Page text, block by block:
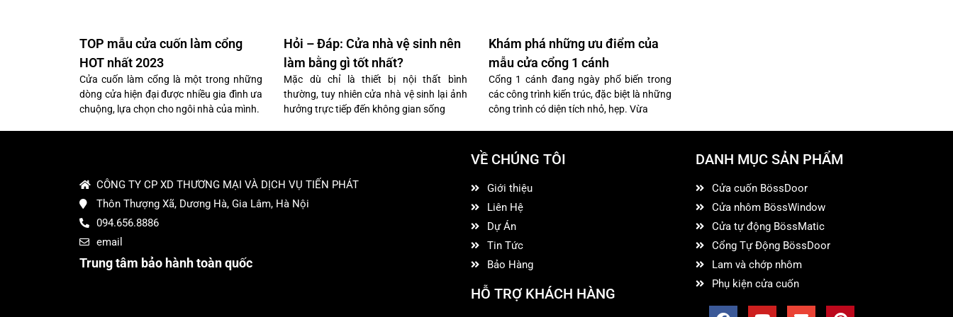
TOP mẫu cửa cuốn làm cổng
HOT nhất 2023
Cửa cuốn làm cổng là một trong những
dòng cửa hiện đại được nhiều gia đình ưa
chuộng, lựa chọn cho ngôi nhà của mình.
Hỏi – Đáp: Cửa nhà vệ sinh nên
làm bằng gì tốt nhất?
Mặc dù chỉ là thiết bị nội thất bình
thường, tuy nhiên cửa nhà vệ sinh lại ảnh
hưởng trực tiếp đến không gian sống
Khám phá những ưu điểm của
mẫu cửa cổng 1 cánh
Cổng 1 cánh đang ngày phổ biến trong
các công trình kiến trúc, đặc biệt là những
công trình có diện tích nhỏ, hẹp. Vừa
CÔNG TY CP XD THƯƠNG MẠI VÀ DỊCH VỤ TIẾN PHÁT
Thôn Thượng Xã, Dương Hà, Gia Lâm, Hà Nội
094.656.8886
email
Trung tâm bảo hành toàn quốc
VỀ CHÚNG TÔI
Giới thiệu
Liên Hệ
Dự Án
Tin Tức
Bảo Hàng
HỖ TRỢ KHÁCH HÀNG
DANH MỤC SẢN PHẨM
Cửa cuốn BössDoor
Cửa nhôm BössWindow
Cửa tự động BössMatic
Cổng Tự Động BössDoor
Lam và chớp nhôm
Phụ kiện cửa cuốn